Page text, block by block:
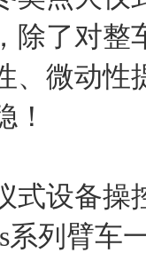
除了对整
、微动性
！
设备操
系列臂车